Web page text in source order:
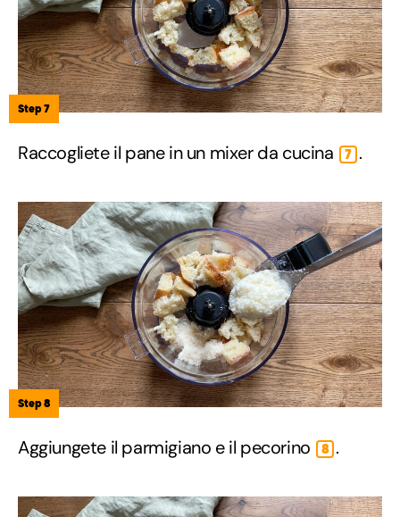
Step 7
Raccogliete il pane in un mixer da cucina 7 .
Step 8
Aggiungete il parmigiano e il pecorino 8 .